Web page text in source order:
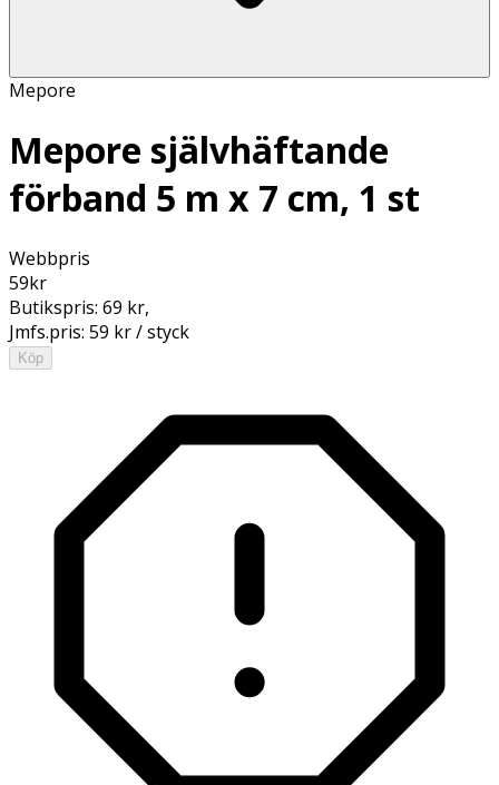
Mepore
Mepore självhäftande
förband 5 m x 7 cm, 1 st
Webbpris
59kr
Butikspris: 69 kr,
Jmfs.pris: 59 kr / styck
Köp